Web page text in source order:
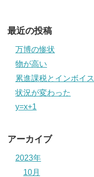
最近の投稿
万博の惨状
物が高い
累進課税とインボイス
状況が変わった
y=x+1
アーカイブ
2023年
10月